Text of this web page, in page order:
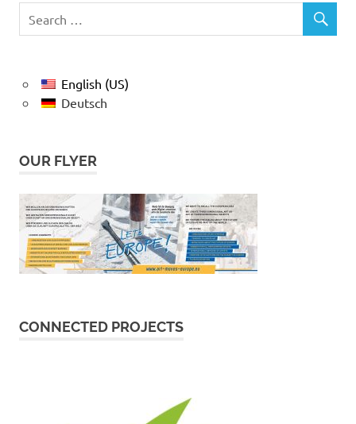
English (US)
Deutsch
OUR FLYER
CONNECTED PROJECTS